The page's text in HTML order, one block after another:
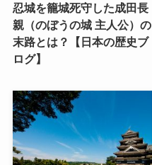
忍城を籠城死守した成田長
親（のぼうの城 主人公）の
末路とは？【日本の歴史ブ
ログ】